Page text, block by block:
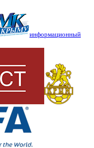
информационный